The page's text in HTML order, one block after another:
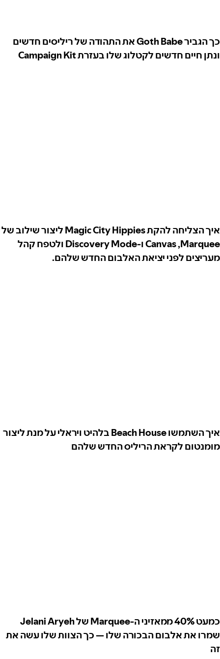
כך הגביר Goth Babe את התהודה של ריליסים חדשים
ונתן חיים חדשים לקטלוג שלו בעזרת Campaign Kit
איך הצליחה להקת Magic City Hippies ליצור שילוב של
Marquee,‏ Canvas ו-Discovery Mode ולטפח קהל
מעריצים לפני יציאת האלבום החדש שלהם.
איך השתמשו Beach House בלהיט ויראלי על מנת ליצור
מומנטום לקראת הריליס החדש שלהם
כמעט 40% ממאזיני ה-Marquee של Jelani Aryeh
שמרו את אלבום הבכורה שלו — כך הצוות שלו עשה את
זה